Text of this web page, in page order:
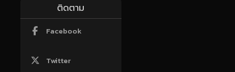
ติดตาม
Facebook
Twitter